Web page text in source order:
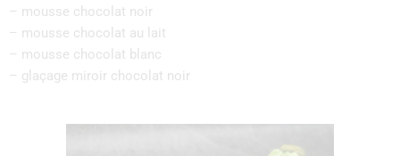
– mousse chocolat noir
– mousse chocolat au lait
– mousse chocolat blanc
– glaçage miroir chocolat noir